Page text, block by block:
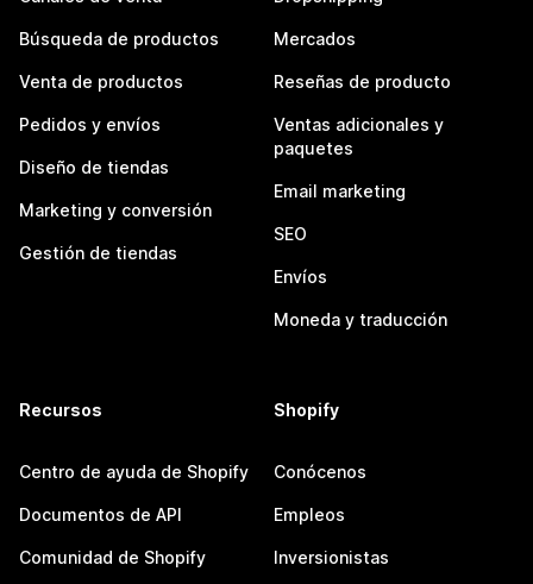
Búsqueda de productos
Venta de productos
Pedidos y envíos
Diseño de tiendas
Marketing y conversión
Gestión de tiendas
Mercados
Reseñas de producto
Ventas adicionales y
paquetes
Email marketing
SEO
Envíos
Moneda y traducción
Recursos
Centro de ayuda de Shopify
Documentos de API
Comunidad de Shopify
Shopify
Conócenos
Empleos
Inversionistas